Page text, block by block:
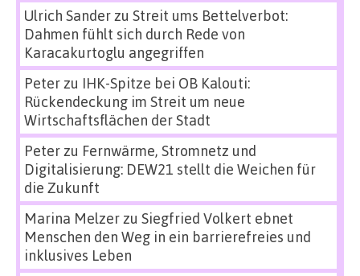
Ulrich Sanderzu Streit ums Bettelverbot:
Dahmen fühlt sich durch Rede von
Karacakurtoglu angegriffen
Peterzu IHK-Spitze bei OB Kalouti:
Rückendeckung im Streit um neue
Wirtschaftsflächen der Stadt
Peterzu Fernwärme, Stromnetz und
Digitalisierung: DEW21 stellt die Weichen für
die Zukunft
Marina Melzerzu Siegfried Volkert ebnet
Menschen den Weg in ein barrierefreies und
inklusives Leben